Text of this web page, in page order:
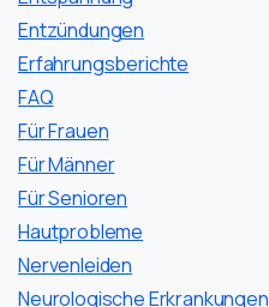
Entzündungen
Erfahrungsberichte
FAQ
Für Frauen
Für Männer
Für Senioren
Hautprobleme
Nervenleiden
Neurologische Erkrankungen